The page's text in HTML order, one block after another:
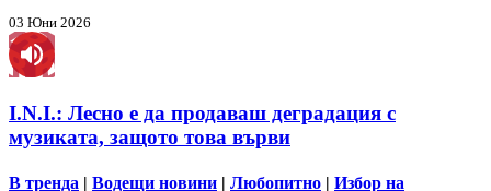
03 Юни 2026
I.N.I.: Лесно е да продаваш деградация с
музиката, защото това върви
В тренда | Водещи новини | Любопитно | Избор на